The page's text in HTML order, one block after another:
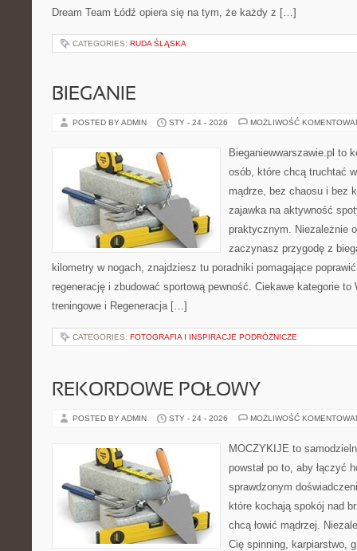
Dream Team Łódź opiera się na tym, że każdy z […]
CATEGORIES: RUDA ŚLĄSKA
BIEGANIE
POSTED BY ADMIN STY - 24 - 2026 MOŻLIWOŚĆ
Bieganiewwarszawie.pl to
osób, które chcą truchtać
mądrze, bez chaosu i bez
zajawka na aktywność
praktycznym. Niezależnie
zaczynasz przygodę z
kilometry w nogach, znajdziesz tu poradniki pomagające
regenerację i zbudować sportową pewność. Ciekawe kategorie
treningowe i Regeneracja […]
CATEGORIES: FOTOGRAFIA I INSPIRACJE PODRÓŻNICZE
REKORDOWE POŁOWY
POSTED BY ADMIN STY - 24 - 2026 MOŻLIWOŚĆ
MOCZYKIJE to
powstał po to, aby łączyć
sprawdzonym
które kochają spokój nad
chcą łowić mądrzej.
Cię spinning, karpiarstwo,